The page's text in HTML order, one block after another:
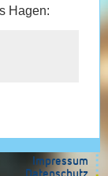
Hagen:
Impressum